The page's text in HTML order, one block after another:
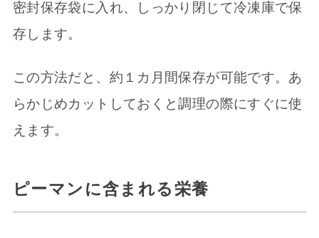
密封保存袋に入れ、しっかり閉じて冷凍庫で保
存します。
この方法だと、約１カ月間保存が可能です。あ
らかじめカットしておくと調理の際にすぐに使
えます。
ピーマンに含まれる栄養